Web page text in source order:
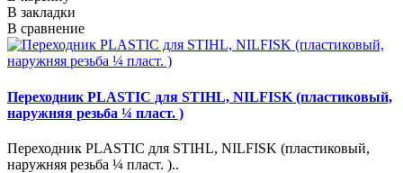
В закладки
В сравнение
Переходник PLASTIC для STIHL, NILFISK (пластиковый,
наружняя резьба ¼ пласт. )
Переходник PLASTIC для STIHL, NILFISK (пластиковый,
наружняя резьба ¼ пласт. )..